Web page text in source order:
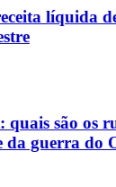
líquida
são os
da guerra do